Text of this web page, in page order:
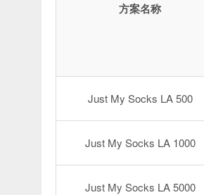
方案名称
Just My Socks LA 500
Just My Socks LA 1000
Just My Socks LA 5000